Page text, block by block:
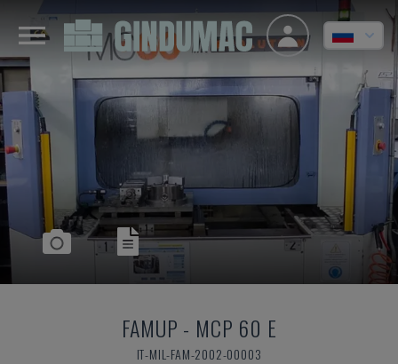
FAMUP - MCP 60 E
IT-MIL-FAM-2002-00003